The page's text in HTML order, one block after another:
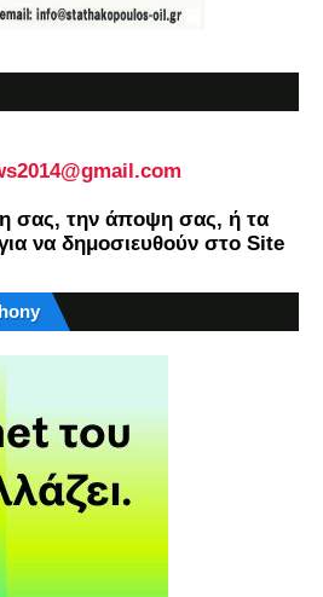
σας, την άποψη σας, ή τα
να δημοσιευθούν στο Site